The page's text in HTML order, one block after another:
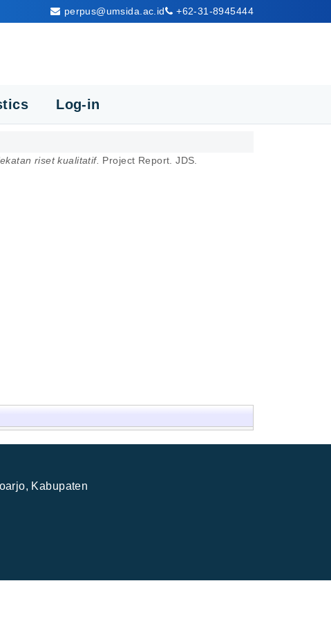
perpus@umsida.ac.id +62-31-8945444
Log-in
riset kualitatif. Project Report. JDS.
Kabupaten